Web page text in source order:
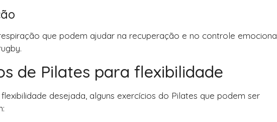
que podem ajudar na recuperação e no controle
de Pilates para flexibilidade
desejada, alguns exercícios do Pilates que podem ser